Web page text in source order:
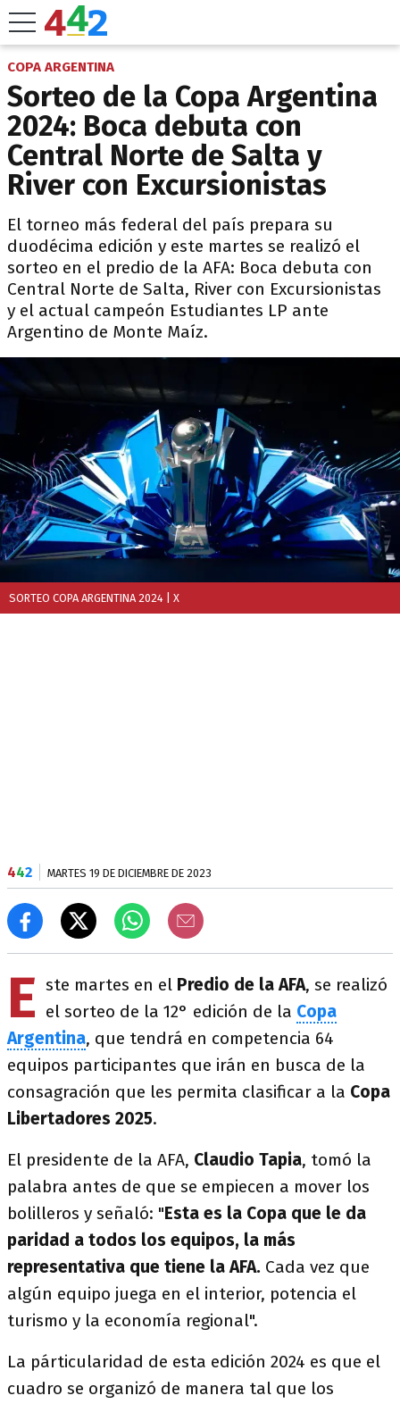
COPA ARGENTINA
Sorteo de la Copa Argentina
2024: Boca debuta con
Central Norte de Salta y
River con Excursionistas
El torneo más federal del país prepara su
duodécima edición y este martes se realizó el
sorteo en el predio de la AFA: Boca debuta con
Central Norte de Salta, River con Excursionistas
y el actual campeón Estudiantes LP ante
Argentino de Monte Maíz.
SORTEO COPA ARGENTINA 2024 | X
442 MARTES 19 DE DICIEMBRE DE 2023
E ste martes en el Predio de la AFA, se realizó
el sorteo de la 12° edición de la Copa
Argentina, que tendrá en competencia 64
equipos participantes que irán en busca de la
consagración que les permita clasificar a la Copa
Libertadores 2025.
El presidente de la AFA, Claudio Tapia, tomó la
palabra antes de que se empiecen a mover los
bolilleros y señaló: "Esta es la Copa que le da
paridad a todos los equipos, la más
representativa que tiene la AFA. Cada vez que
algún equipo juega en el interior, potencia el
turismo y la economía regional".
La párticularidad de esta edición 2024 es que el
cuadro se organizó de manera tal que los